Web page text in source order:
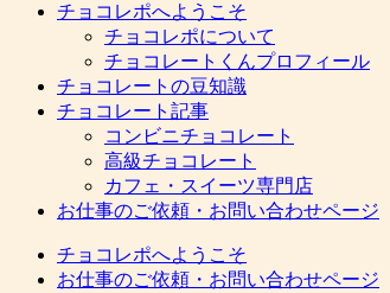
チョコレポへようこそ
チョコレポについて
チョコレートくんプロフィール
チョコレートの豆知識
チョコレート記事
コンビニチョコレート
高級チョコレート
カフェ・スイーツ専門店
お仕事のご依頼・お問い合わせページ
チョコレポへようこそ
お仕事のご依頼・お問い合わせページ